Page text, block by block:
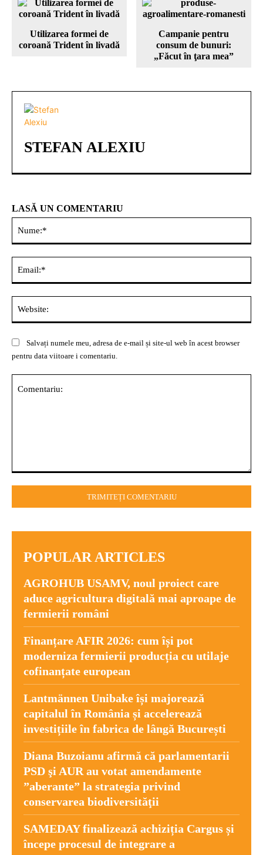
Utilizarea formei de
coroană Trident în livadă
Campanie pentru
consum de bunuri:
„Făcut în ţara mea”
STEFAN ALEXIU
LASĂ UN COMENTARIU
Salvați numele meu, adresa de e-mail și site-ul web în acest browser
pentru data viitoare i comentariu.
POPULAR ARTICLES
AGROHUB USAMV, noul proiect care
aduce agricultura digitală mai aproape de
fermierii români
Finanțare AFIR 2026: cum își pot
moderniza fermierii producția cu utilaje
cofinanțate european
Lantmännen Unibake își majorează
capitalul în România și accelerează
investițiile în fabrica de lângă București
Diana Buzoianu afirmă că parlamentarii
PSD şi AUR au votat amendamente
”aberante” la strategia privind
conservarea biodiversităţii
SAMEDAY finalizează achiziția Cargus și
începe procesul de integrare a